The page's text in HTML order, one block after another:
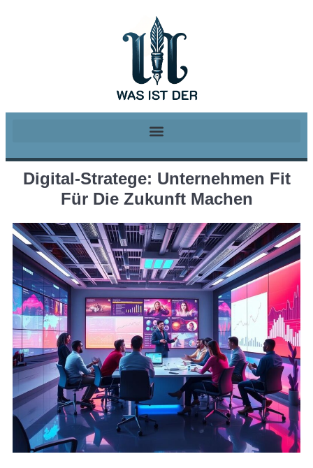
Digital-Stratege: Unternehmen Fit
Für Die Zukunft Machen